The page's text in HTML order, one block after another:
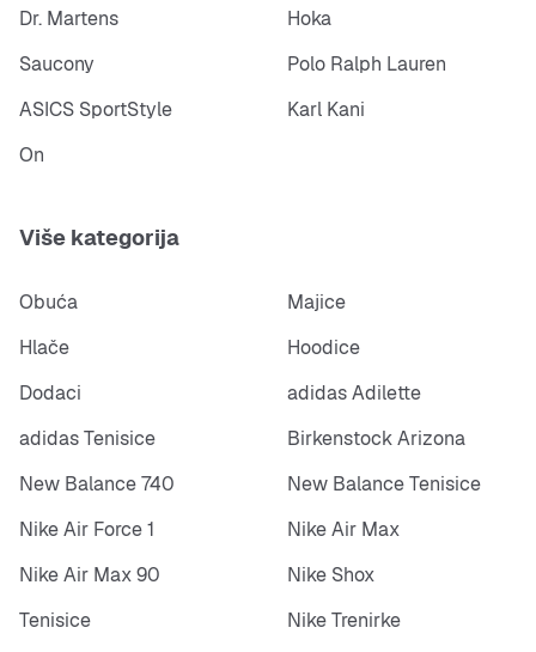
Dr. Martens
Hoka
Saucony
Polo Ralph Lauren
ASICS SportStyle
Karl Kani
On
Više kategorija
Obuća
Majice
Hlače
Hoodice
Dodaci
adidas Adilette
adidas Tenisice
Birkenstock Arizona
New Balance 740
New Balance Tenisice
Nike Air Force 1
Nike Air Max
Nike Air Max 90
Nike Shox
Tenisice
Nike Trenirke